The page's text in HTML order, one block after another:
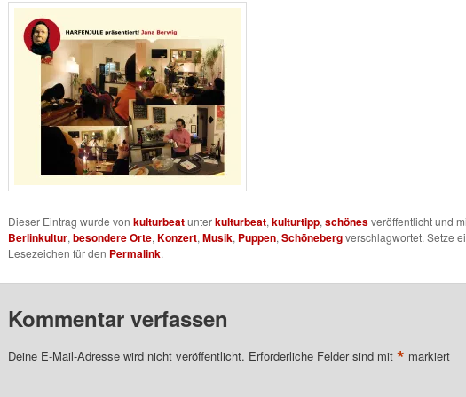
Dieser Eintrag wurde von kulturbeatunterkulturbeat, kulturtipp, schönesveröffentlicht und
Berlinkultur, besondere Orte, Konzert, Musik, Puppen, Schönebergverschlagwortet. Setze
Lesezeichen für den Permalink.
Kommentar verfassen
Deine E-Mail-Adresse wird nicht veröffentlicht. Erforderliche Felder sind mit * markiert